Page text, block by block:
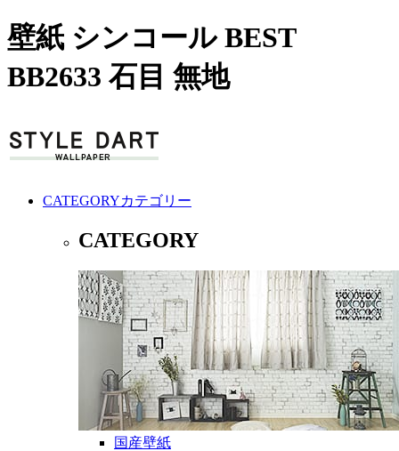
壁紙 シンコール BEST
BB2633 石目 無地
CATEGORYカテゴリー
CATEGORY
国産壁紙